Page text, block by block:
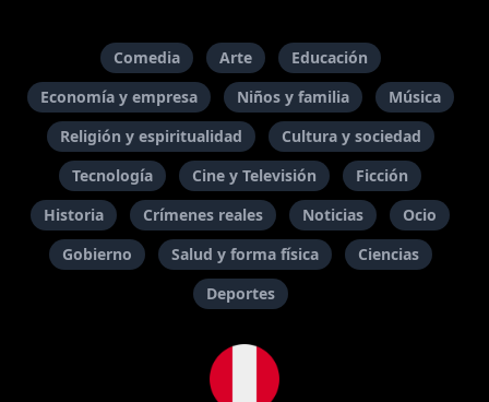
Comedia Arte
Educación
Economía y empresa
Niños y familia
Música
Religión y espiritualidad
Cultura y sociedad
Tecnología
Cine y Televisión
Ficción
Historia
Crímenes reales Noticias
Ocio
Gobierno
Salud y forma física
Ciencias
Deportes